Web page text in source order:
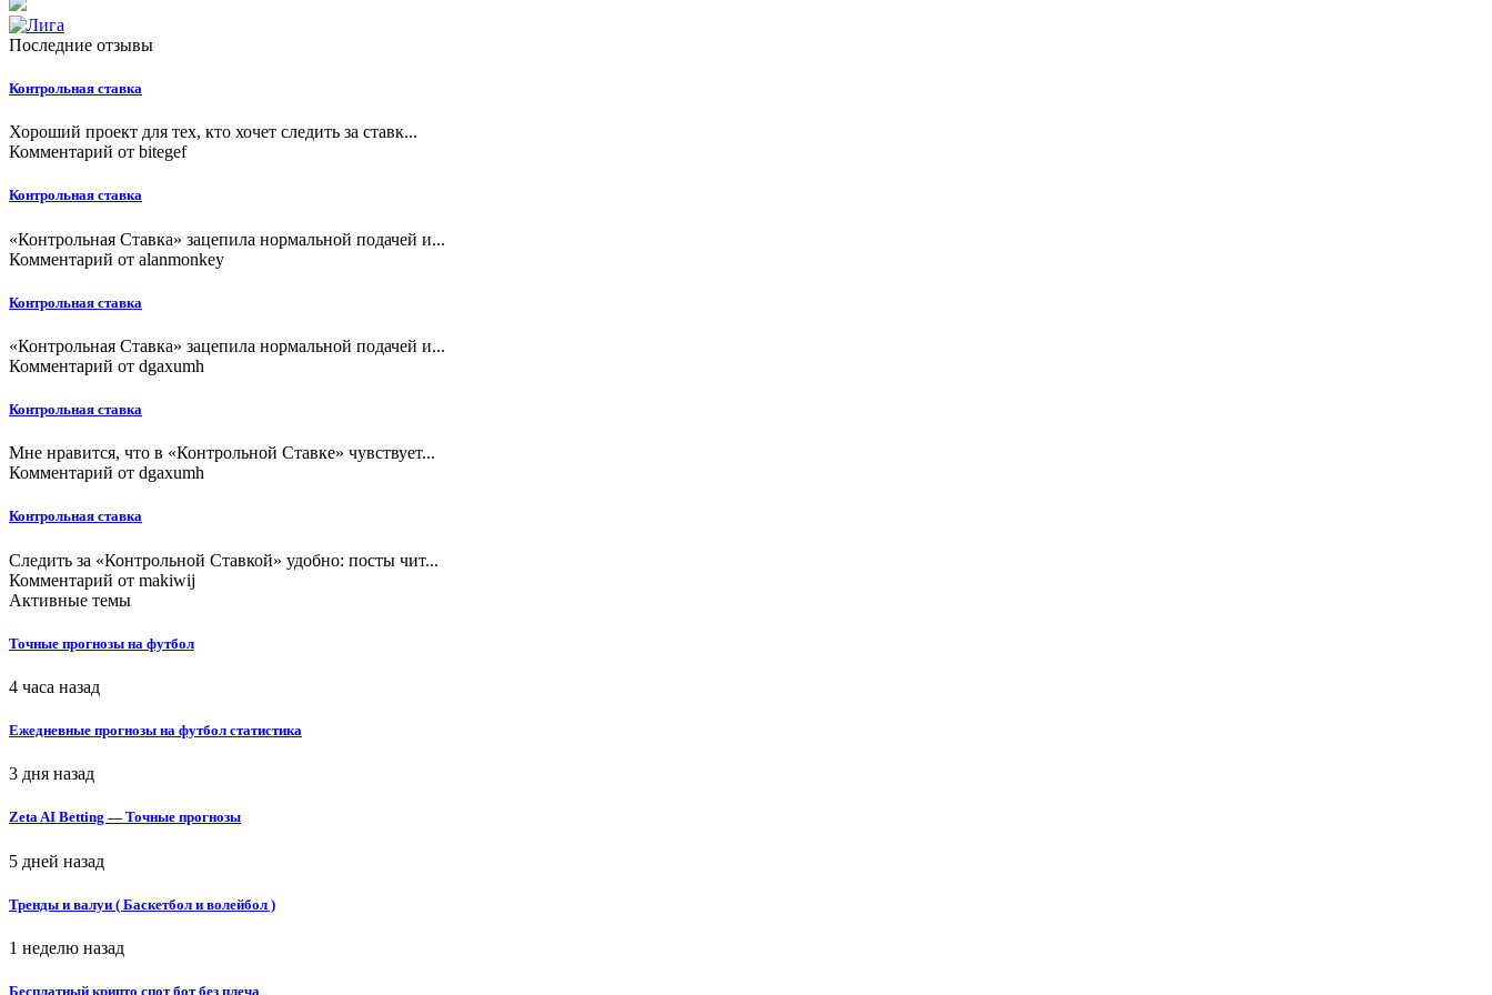
Последние отзывы
Контрольная ставка
Хороший проект для тех, кто хочет следить за ставк...
Комментарий от bitegef
Контрольная ставка
«Контрольная Ставка» зацепила нормальной подачей и...
Комментарий от alanmonkey
Контрольная ставка
«Контрольная Ставка» зацепила нормальной подачей и...
Комментарий от dgaxumh
Контрольная ставка
Мне нравится, что в «Контрольной Ставке» чувствует...
Комментарий от dgaxumh
Контрольная ставка
Следить за «Контрольной Ставкой» удобно: посты чит...
Комментарий от makiwij
Активные темы
Точные прогнозы на футбол
4 часа назад
Ежедневные прогнозы на футбол статистика
3 дня назад
Zeta AI Betting — Точные прогнозы
5 дней назад
Тренды и валуи ( Баскетбол и волейбол )
1 неделю назад
Бесплатный крипто спот бот без плеча